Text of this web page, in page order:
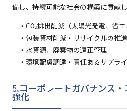
備し、持続可能な社会の構築に貢献し
・CO₂排出削減（太陽光発電、省エ
・包装資材削減・リサイクルの推進
・水資源、廃棄物の適正管理
・環境配慮調達・責任あるサプラ
5.コーポレートガバナンス
強化